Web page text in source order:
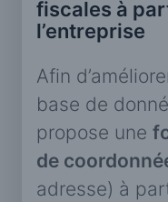
fiscales à
l’entreprise
Afin
base de
propose une
de
adresse) à